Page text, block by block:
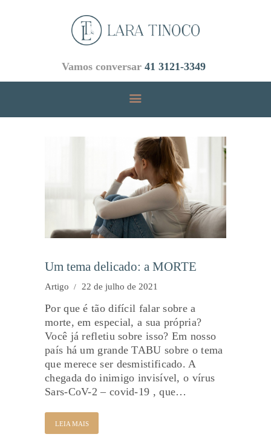
Vamos conversar 41 3121-3349
ÁREAS DE ATUAÇÃO
EMPRESA
BLOG
CONTATOS
Um tema delicado: a MORTE
Artigo 22 de julho de 2021
Por que é tão difícil falar sobre a
morte, em especial, a sua própria?
Você já refletiu sobre isso? Em nosso
país há um grande TABU sobre o tema
que merece ser desmistificado. A
chegada do inimigo invisível, o vírus
Sars-CoV-2 – covid-19 , que…
LEIA MAIS